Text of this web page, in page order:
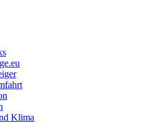
Klima